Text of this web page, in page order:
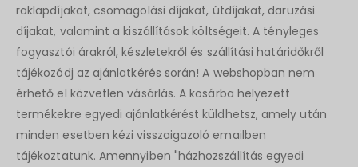
raklapdíjakat, csomagolási díjakat, útdíjakat, daruzási
díjakat, valamint a kiszállítások költségeit. A tényleges
fogyasztói árakról, készletekről és szállítási határidőkről
tájékozódj az ajánlatkérés során! A webshopban nem
érhető el közvetlen vásárlás. A kosárba helyezett
termékekre egyedi ajánlatkérést küldhetsz, amely után
minden esetben kézi visszaigazoló emailben
tájékoztatunk. Amennyiben "házhozszállítás egyedi